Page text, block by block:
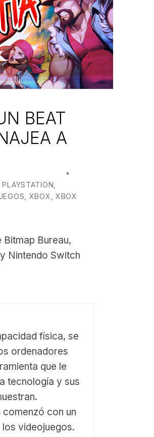
BEAT
A
,PLAYSTATION
XBOX
XBOX
Bureau,
Nintendo Switch
física, se
ordenadores
que le
tecnología y sus
con un
videojuegos.